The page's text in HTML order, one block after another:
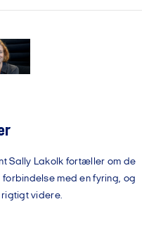
Sally Lakolk fortæller om de
med en fyring, og
videre.